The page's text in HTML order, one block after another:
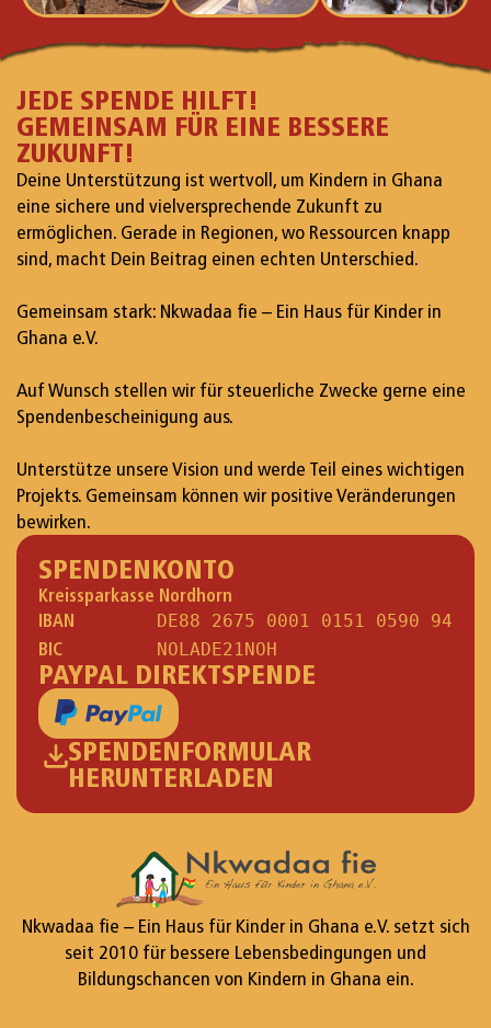
JEDE SPENDE HILFT!
GEMEINSAM FÜR EINE BESSERE
ZUKUNFT!
Deine Unterstützung ist wertvoll, um Kindern in Ghana
eine sichere und vielversprechende Zukunft zu
ermöglichen. Gerade in Regionen, wo Ressourcen knapp
sind, macht Dein Beitrag einen echten Unterschied.
Gemeinsam stark: Nkwadaa fie – Ein Haus für Kinder in
Ghana e.V.
Auf Wunsch stellen wir für steuerliche Zwecke gerne eine
Spendenbescheinigung aus.
Unterstütze unsere Vision und werde Teil eines wichtigen
Projekts. Gemeinsam können wir positive Veränderungen
bewirken.
SPENDENKONTO
Kreissparkasse Nordhorn
IBAN
DE88 2675 0001 0151 0590 94
BIC
NOLADE21NOH
PAYPAL DIREKTSPENDE
SPENDENFORMULAR
HERUNTERLADEN
Nkwadaa fie – Ein Haus für Kinder in Ghana e.V. setzt sich
seit 2010 für bessere Lebensbedingungen und
Bildungschancen von Kindern in Ghana ein.